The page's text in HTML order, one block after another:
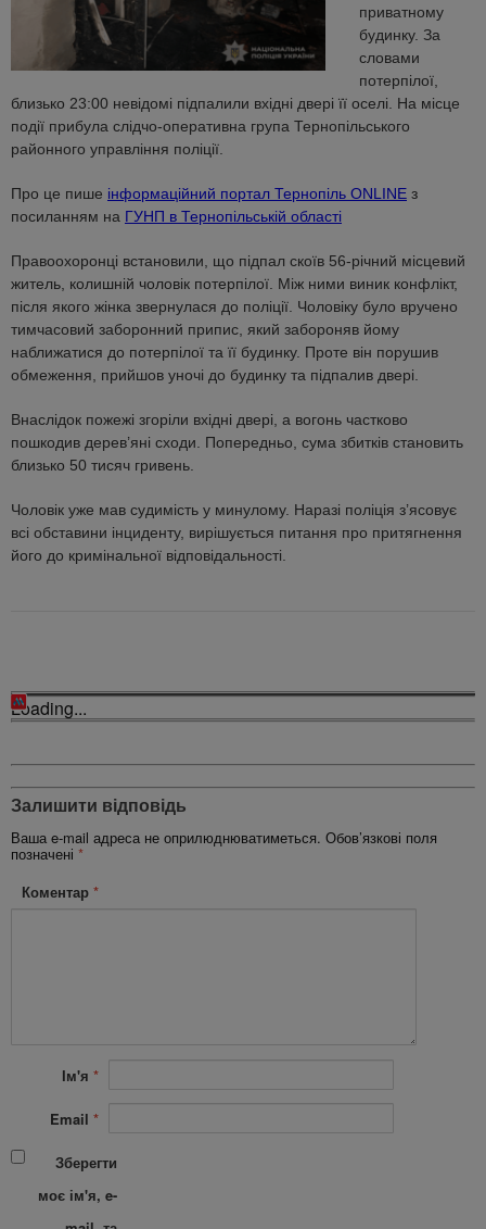
приватному
будинку. За
словами
потерпілої,
близько 23:00 невідомі підпалили вхідні двері її оселі. На місце
події прибула слідчо-оперативна група Тернопільського
районного управління поліції.
Про це пише інформаційний портал Тернопіль ONLINE з
посиланням на ГУНП в Тернопільській області
Правоохоронці встановили, що підпал скоїв 56-річний місцевий
житель, колишній чоловік потерпілої. Між ними виник конфлікт,
після якого жінка звернулася до поліції. Чоловіку було вручено
тимчасовий заборонний припис, який забороняв йому
наближатися до потерпілої та її будинку. Проте він порушив
обмеження, прийшов уночі до будинку та підпалив двері.
Внаслідок пожежі згоріли вхідні двері, а вогонь частково
пошкодив дерев’яні сходи. Попередньо, сума збитків становить
близько 50 тисяч гривень.
Чоловік уже мав судимість у минулому. Наразі поліція з’ясовує
всі обставини інциденту, вирішується питання про притягнення
його до кримінальної відповідальності.
Loading...
Залишити відповідь
Ваша e-mail адреса не оприлюднюватиметься. Обов’язкові поля
позначені *
Коментар *
Ім'я *
Email *
Зберегти
моє ім'я, e-